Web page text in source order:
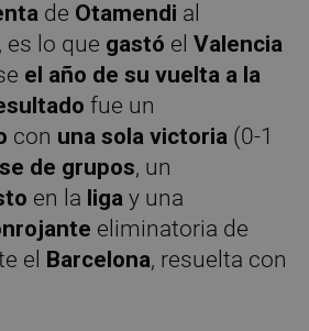
de Otamendi al
es lo que gastó elValencia
el año de su vuelta a la
fue un
con una sola victoria (0-1
de grupos, un
en la ligay una
eliminatoria de
el Barcelona, resuelta con